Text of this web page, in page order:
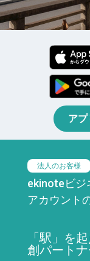
ア
法人のお客様
ekinoteビジ
アカウント
「駅」を
創パート